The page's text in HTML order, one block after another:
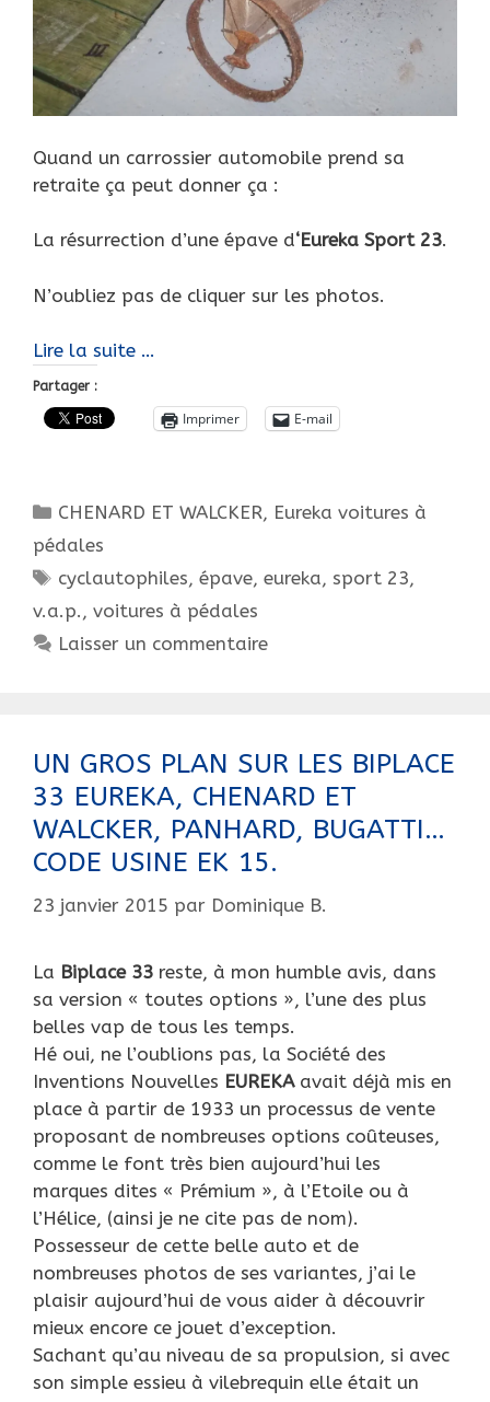
Quand un carrossier automobile prend sa
retraite ça peut donner ça :
La résurrection d’une épave d‘Eureka Sport 23.
N’oubliez pas de cliquer sur les photos.
Lire la suite …
en
retraite
sorcier
activité?
Partager :
Imprimer E-mail
Catégories
CHENARD ET WALCKER, Eureka voitures à
pédales
Étiquettes
cyclautophiles,épave,eureka,sport 23,
v.a.p. , voitures à pédales
Laisser un commentaire
UN GROS PLAN SUR LES BIPLACE
33 EUREKA, CHENARD ET
WALCKER, PANHARD, BUGATTI…
CODE USINE EK 15.
23 janvier 2015 par Dominique B.
La Biplace 33 reste, à mon humble avis, dans
sa version « toutes options », l’une des plus
belles vap de tous les temps.
Hé oui, ne l’oublions pas, la Société des
Inventions Nouvelles EUREKAavait déjà mis en
place à partir de 1933 un processus de vente
proposant de nombreuses options coûteuses,
comme le font très bien aujourd’hui les
marques dites « Prémium », à l’Etoile ou à
l’Hélice, (ainsi je ne cite pas de nom).
Possesseur de cette belle auto et de
nombreuses photos de ses variantes, j’ai le
plaisir aujourd’hui de vous aider à découvrir
mieux encore ce jouet d’exception.
Sachant qu’au niveau de sa propulsion, si avec
son simple essieu à vilebrequin elle était un